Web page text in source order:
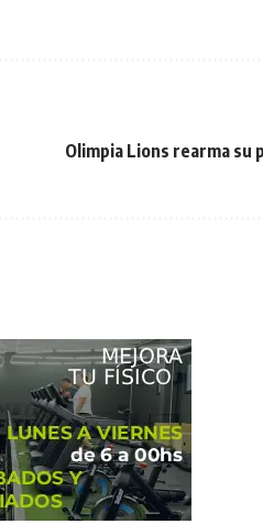
Olimpia Lions rearma su